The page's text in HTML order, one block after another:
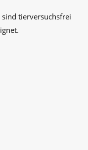
tierversuchsfrei